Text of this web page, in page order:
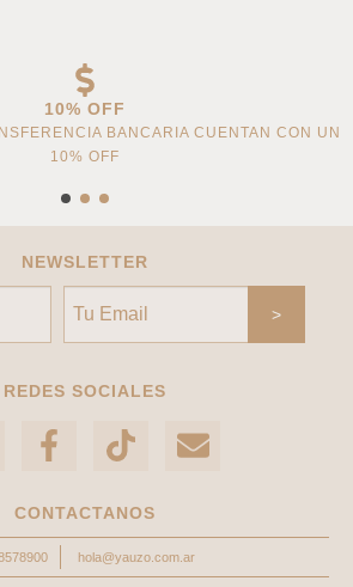
10% OFF
BANCARIA CUENTAN CON UN
10% OFF
NEWSLETTER
REDES SOCIALES
CONTACTANOS
hola@yauzo.com.ar